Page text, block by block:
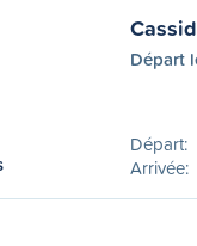
Départ
Départ:
Arrivée: